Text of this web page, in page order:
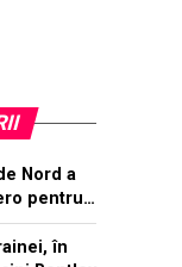
Nord a
pentru…
în